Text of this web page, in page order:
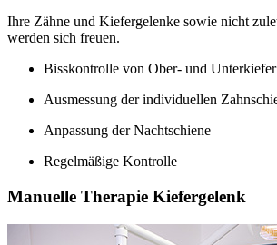
Ihre Zähne und Kiefergelenke sowie nicht
werden sich freuen.
Bisskontrolle von Ober- und Unterkiefer
Ausmessung der individuellen
Anpassung der Nachtschiene
Regelmäßige Kontrolle
Manuelle Therapie Kiefergelenk